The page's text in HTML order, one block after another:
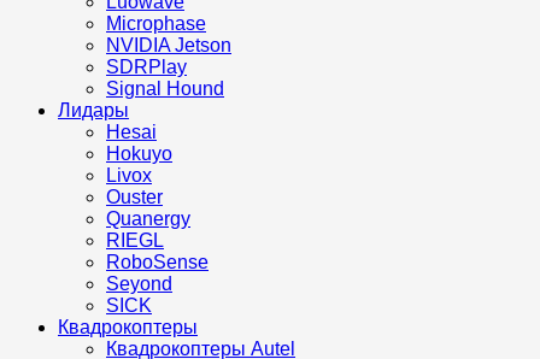
Microphase
NVIDIA Jetson
SDRPlay
Signal Hound
Лидары
Hesai
Hokuyo
Livox
Ouster
Quanergy
RIEGL
RoboSense
Seyond
SICK
Квадрокоптеры
Квадрокоптеры Autel